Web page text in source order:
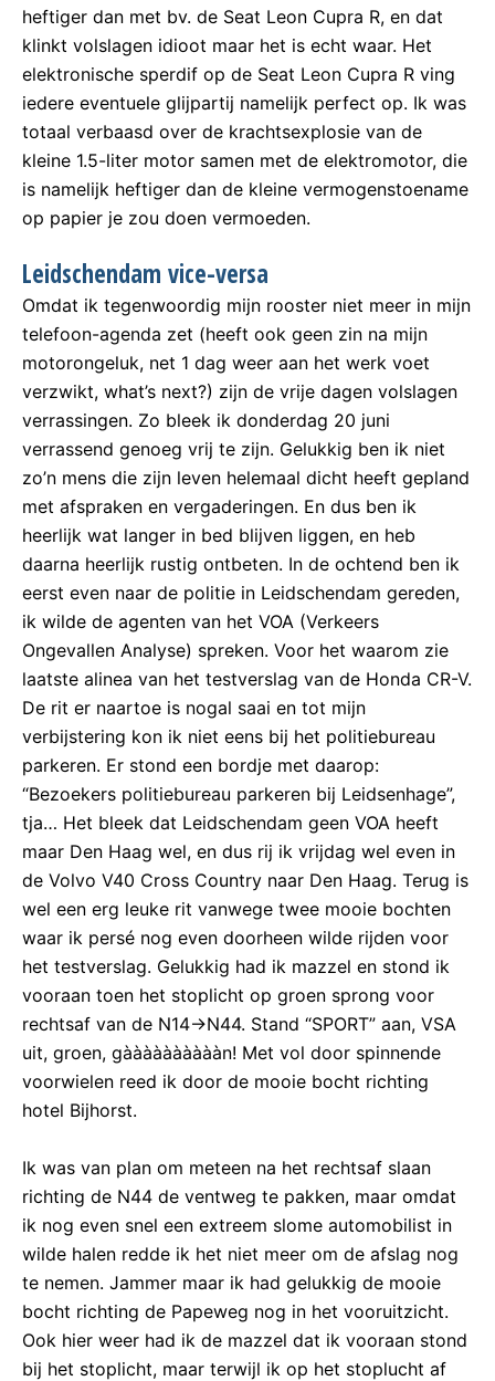
heftiger dan met bv. de Seat Leon Cupra R, en dat
klinkt volslagen idioot maar het is echt waar. Het
elektronische sperdif op de Seat Leon Cupra R ving
iedere eventuele glijpartij namelijk perfect op. Ik was
totaal verbaasd over de krachtsexplosie van de
kleine 1.5-liter motor samen met de elektromotor, die
is namelijk heftiger dan de kleine vermogenstoename
op papier je zou doen vermoeden.
Leidschendam vice-versa
Omdat ik tegenwoordig mijn rooster niet meer in mijn
telefoon-agenda zet (heeft ook geen zin na mijn
motorongeluk, net 1 dag weer aan het werk voet
verzwikt, what’s next?) zijn de vrije dagen volslagen
verrassingen. Zo bleek ik donderdag 20 juni
verrassend genoeg vrij te zijn. Gelukkig ben ik niet
zo’n mens die zijn leven helemaal dicht heeft gepland
met afspraken en vergaderingen. En dus ben ik
heerlijk wat langer in bed blijven liggen, en heb
daarna heerlijk rustig ontbeten. In de ochtend ben ik
eerst even naar de politie in Leidschendam gereden,
ik wilde de agenten van het VOA (Verkeers
Ongevallen Analyse) spreken. Voor het waarom zie
laatste alinea van het testverslag van de Honda CR-V.
De rit er naartoe is nogal saai en tot mijn
verbijstering kon ik niet eens bij het politiebureau
parkeren. Er stond een bordje met daarop:
“Bezoekers politiebureau parkeren bij Leidsenhage”,
tja… Het bleek dat Leidschendam geen VOA heeft
maar Den Haag wel, en dus rij ik vrijdag wel even in
de Volvo V40 Cross Country naar Den Haag. Terug is
wel een erg leuke rit vanwege twee mooie bochten
waar ik persé nog even doorheen wilde rijden voor
het testverslag. Gelukkig had ik mazzel en stond ik
vooraan toen het stoplicht op groen sprong voor
rechtsaf van de N14->N44. Stand “SPORT” aan, VSA
uit, groen, gààààààààààn! Met vol door spinnende
voorwielen reed ik door de mooie bocht richting
hotel Bijhorst.
Ik was van plan om meteen na het rechtsaf slaan
richting de N44 de ventweg te pakken, maar omdat
ik nog even snel een extreem slome automobilist in
wilde halen redde ik het niet meer om de afslag nog
te nemen. Jammer maar ik had gelukkig de mooie
bocht richting de Papeweg nog in het vooruitzicht.
Ook hier weer had ik de mazzel dat ik vooraan stond
bij het stoplicht, maar terwijl ik op het stoplucht af